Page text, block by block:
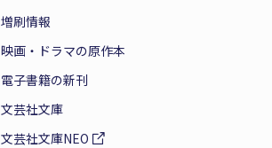
増刷情報
映画・ドラマの原作本
電子書籍の新刊
文芸社文庫
文芸社文庫NEO